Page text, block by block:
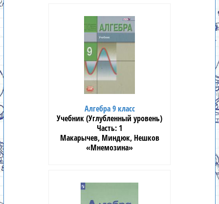
Алгебра 9 класс
Учебник (Углубленный уровень)
1
Макарычев, Миндюк, Нешков
«Мнемозина»